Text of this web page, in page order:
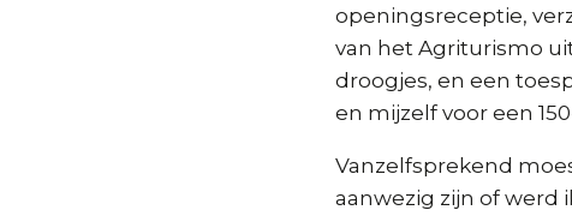
openingsreceptie,
van het Agriturismo
droogjes, en een
en mijzelf voor een
Vanzelfsprekend
aanwezig zijn of werd